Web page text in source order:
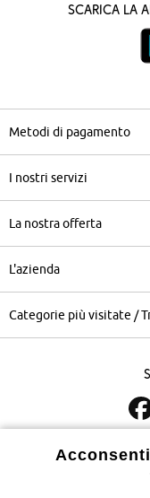
Scarica la
Metodi di pagamento
I nostri servizi
La nostra offerta
L'azienda
Categorie più visitate /
I prezzi sono IVA